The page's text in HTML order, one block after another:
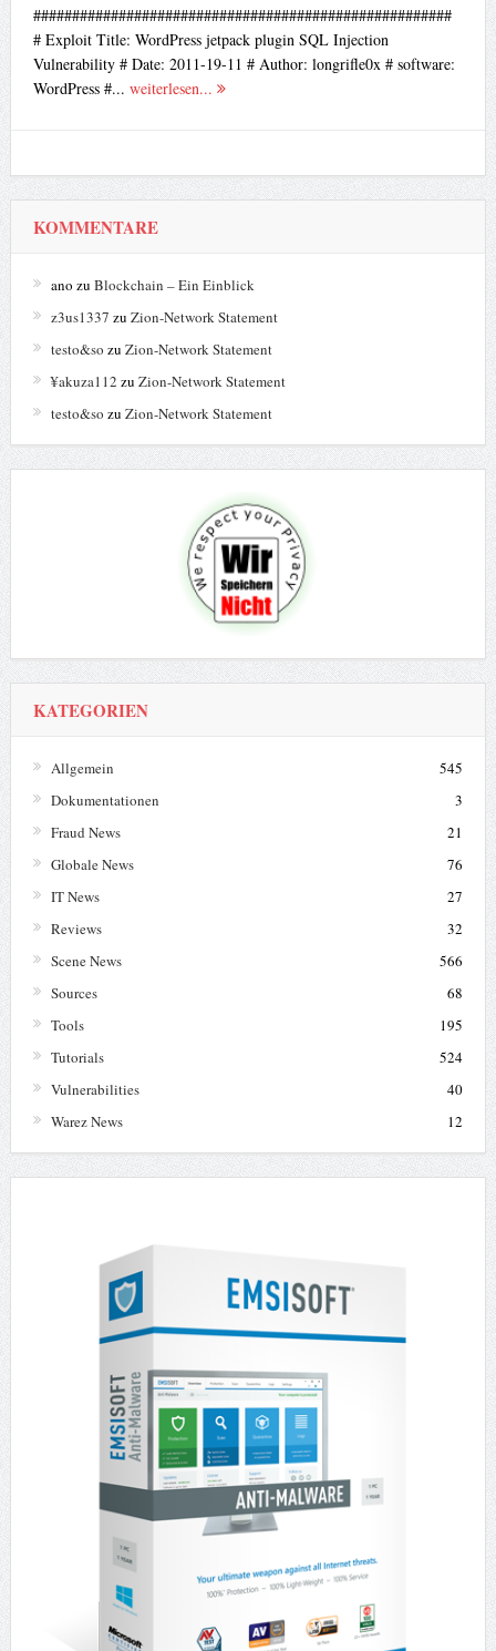
######################################################
# Exploit Title: WordPress jetpack plugin SQL Injection
Vulnerability # Date: 2011-19-11 # Author: longrifle0x # software:
WordPress #... weiterlesen...
KOMMENTARE
ano zu Blockchain – Ein Einblick
z3us1337 zu Zion-Network Statement
testo&so zu Zion-Network Statement
¥akuza112 zu Zion-Network Statement
testo&so zu Zion-Network Statement
KATEGORIEN
Allgemein
545
Dokumentationen
3
Fraud News
21
Globale News
76
IT News
27
Reviews
32
Scene News
566
Sources
68
Tools
195
Tutorials
524
Vulnerabilities
40
Warez News
12